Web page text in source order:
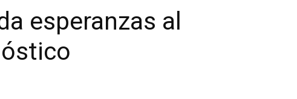
esperanzas al